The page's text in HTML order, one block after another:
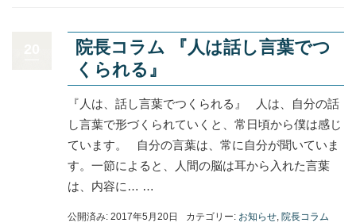
院長コラム 『人は話し言葉でつ
くられる』
『人は、話し言葉でつくられる』 人は、自分の話
し言葉で形づくられていくと、常日頃から僕は感じ
ています。 自分の言葉は、常に自分が聞いていま
す。一節によると、人間の脳は耳から入れた言葉
は、内容に… …
公開済み: 2017年5月20日 カテゴリー: お知らせ, 院長コラム